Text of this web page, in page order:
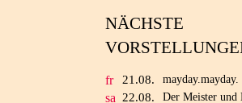
NÄCHSTE
fr 21.08. mayday.mayday.
sa 22.08. Der Meister und